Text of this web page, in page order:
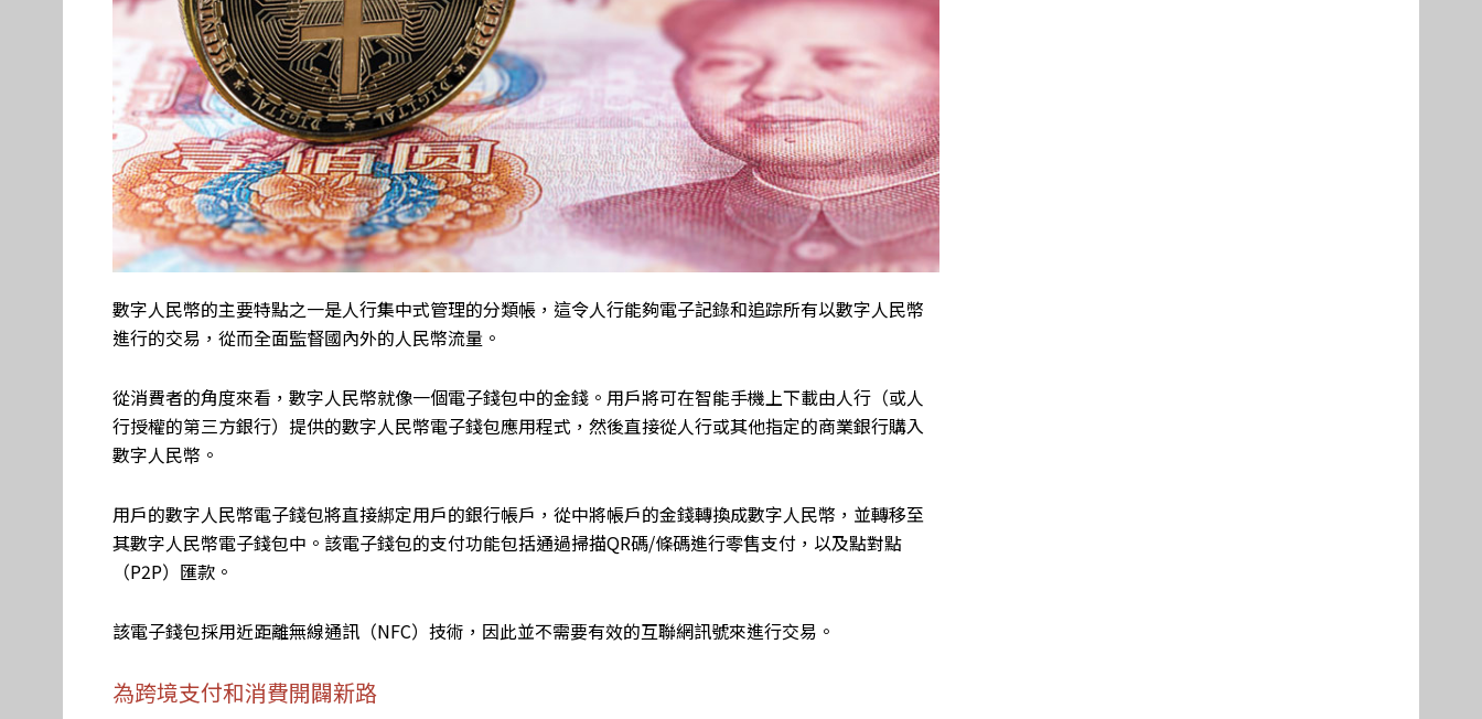
數字人民幣的主要特點之一是人行集中式管理的分類帳，這令人行能夠電子記錄和追踪所有以數字人民幣
進行的交易，從而全面監督國內外的人民幣流量。
從消費者的角度來看，數字人民幣就像一個電子錢包中的金錢。用戶將可在智能手機上下載由人行（或人
行授權的第三方銀行）提供的數字人民幣電子錢包應用程式，然後直接從人行或其他指定的商業銀行購入
數字人民幣。
用戶的數字人民幣電子錢包將直接綁定用戶的銀行帳戶，從中將帳戶的金錢轉換成數字人民幣，並轉移至
其數字人民幣電子錢包中。該電子錢包的支付功能包括通過掃描QR碼/條碼進行零售支付，以及點對點
（P2P）匯款。
該電子錢包採用近距離無線通訊（NFC）技術，因此並不需要有效的互聯網訊號來進行交易。
為跨境支付和消費開闢新路